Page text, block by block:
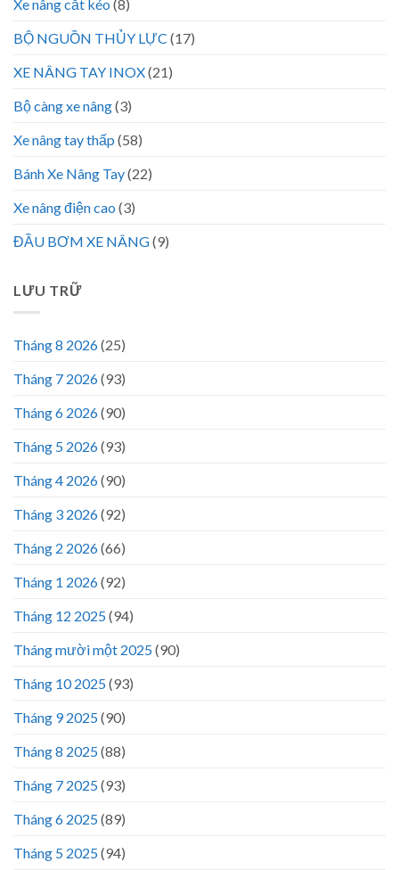
Xe nâng cắt kéo (8)
BỘ NGUỒN THỦY LỰC (17)
XE NÂNG TAY INOX(21)
Bộ càng xe nâng(3)
Xe nâng tay thấp (58)
Bánh Xe Nâng Tay(22)
Xe nâng điện cao (3)
ĐẦU BƠM XE NÂNG(9)
LƯU TRỮ
Tháng 8 2026(25)
Tháng 7 2026(93)
Tháng 6 2026(90)
Tháng 5 2026(93)
Tháng 4 2026(90)
Tháng 3 2026(92)
Tháng 2 2026(66)
Tháng 1 2026(92)
Tháng 12 2025(94)
Tháng mười một 2025(90)
Tháng 10 2025(93)
Tháng 9 2025(90)
Tháng 8 2025(88)
Tháng 7 2025(93)
Tháng 6 2025(89)
Tháng 5 2025(94)